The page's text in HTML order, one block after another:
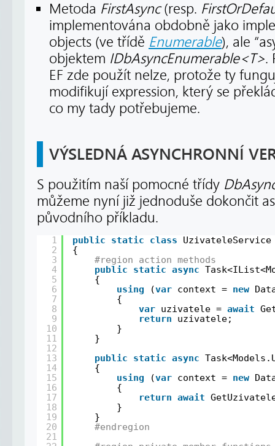
Metoda FirstAsync(resp.
implementována obdobně jako
objects (ve třídě Enumerable), ale
objektem IDbAsyncEnumerable<T>.
EF zde použít nelze, protože ty
modifikují expression, který se
co my tady potřebujeme.
VÝSLEDNÁ ASYNCHRONNÍ
S použitím naší pomocné třídy
můžeme nyní již jednoduše dokončit
původního příkladu.
1
2
3
4
5
6
7
8
9
10
11
12
13
14
15
16
17
18
19
20
21
public static class
UzivateleService
{
#region action methods
public
static async
{
using
(var context = new
{
var
uzivatele = await
return
uzivatele;
}
}
public
static async
{
using
(var context = new
{
return await
}
}
#endregion